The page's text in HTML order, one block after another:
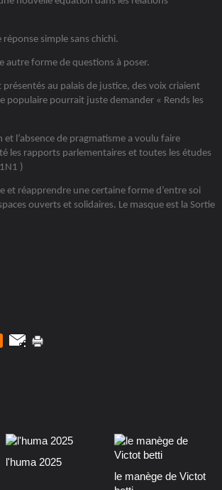
simple sans chichi.
autre forme de questions à poser.
au palais de justice, des voix criaient
populaire pourrait juste demander « Rends les
l’absence de pragmatisme a voulu faire
les rapports parlementaires et toutes les études
)
et réapprendre une certaine forme d’entre soi
ouverts et solidaires. Le masque est la Sortie
l'huma 2025
le manège de Victot